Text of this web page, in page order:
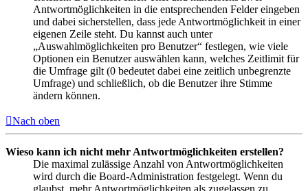
Antwortmöglichkeiten in die entsprechenden Felder eingeben
und dabei sicherstellen, dass jede Antwortmöglichkeit in einer
eigenen Zeile steht. Du kannst auch unter
„Auswahlmöglichkeiten pro Benutzer“ festlegen, wie viele
Optionen ein Benutzer auswählen kann, welches Zeitlimit für
die Umfrage gilt (0 bedeutet dabei eine zeitlich unbegrenzte
Umfrage) und schließlich, ob die Benutzer ihre Stimme
ändern können.
Nach oben
Wieso kann ich nicht mehr Antwortmöglichkeiten erstellen?
Die maximal zulässige Anzahl von Antwortmöglichkeiten
wird durch die Board-Administration festgelegt. Wenn du